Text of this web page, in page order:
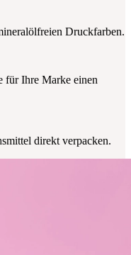
Druckfarben.
für Ihre Marke einen
direkt verpacken.